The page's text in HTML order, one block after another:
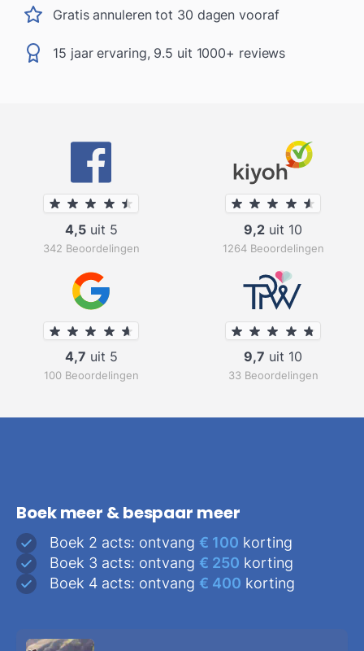
Gratis annuleren tot 30 dagen vooraf
15 jaar ervaring, 9.5 uit 1000+ reviews
4,5uit 5
342 Beoordelingen
9,2 uit 10
1264 Beoordelingen
4,7 uit 5
100 Beoordelingen
9,7 uit 10
33 Beoordelingen
Boek meer & bespaar meer
Boek 2 acts: ontvang € 100 korting
Boek 3 acts: ontvang € 250 korting
Boek 4 acts: ontvang € 400 korting